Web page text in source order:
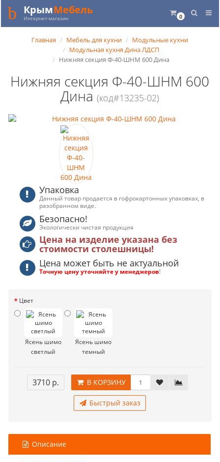
0
КрымМебель
Интернет-магазин
Главная Мебель для кухни
Модульные кухни
Модульная кухня Дина ЛДСП
Нижняя секция Ф-40-ШНМ 600 Дина
Нижняя секция Ф-40-ШНМ 600
Дина(код#13235-02)
Упаковка
Данный товар продается в гофрокартонных упаковках, в
разобранном виде.
Безопасно!
Экологически чистая продукция
Цена на изделие указана без
стоимости столешницы!
Цена может быть не актуальной
Точную цену уточняйте у менеджеров!
Цвет
Ясень шимо
светлый
Ясень шимо
темный
3710 р. В КОРЗИНУ
Быстрый заказ
Описание